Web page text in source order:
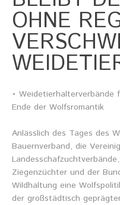
Informationsmaterial
Partnerfirmen
Galerie
WILD
Rotwild
Sikawild
Europäisches
Bison
Europäisches
OHNE
• Weidetierhalterverbände
Ende der Wolfsromantik
Anlässlich des Tages des
Bauernverband, die
Ziegenzüchter und der
Wildhaltung eine
der großstädtisch